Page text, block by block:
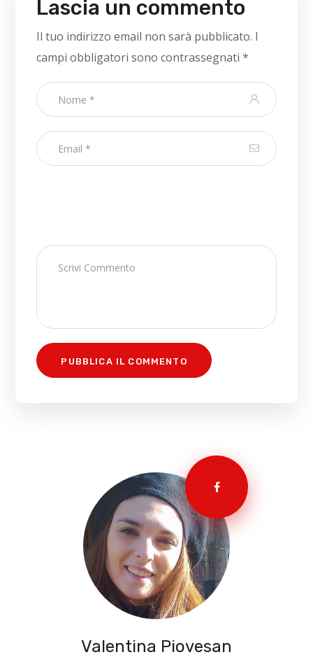
Lascia un commento
Il tuo indirizzo email non sarà pubblicato. I
campi obbligatori sono contrassegnati*
Valentina Piovesan